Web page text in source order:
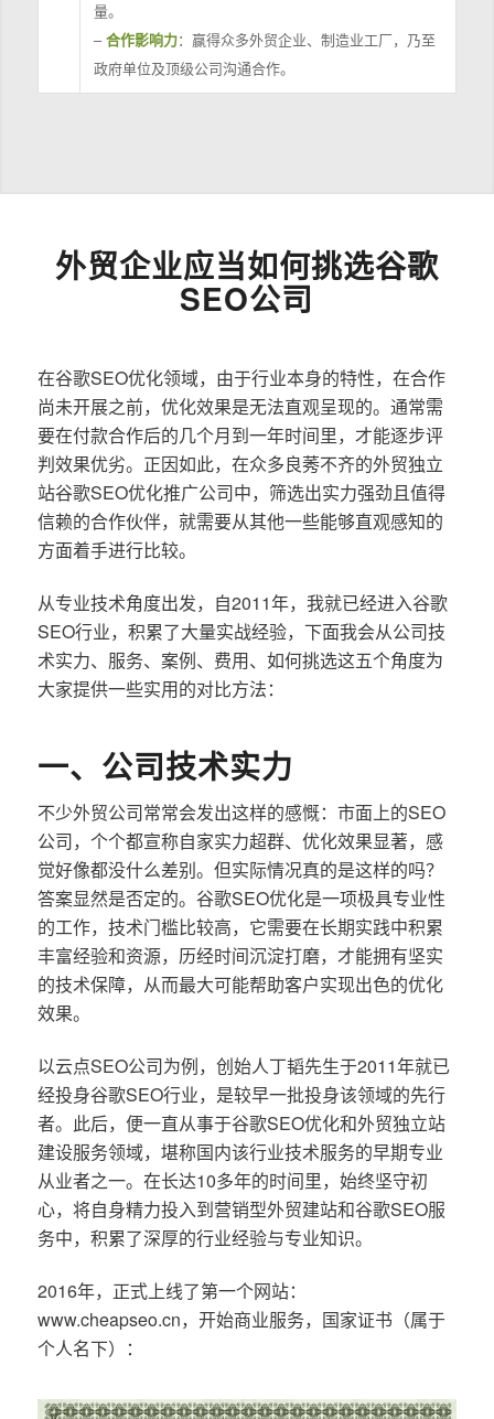
量。
–合作影响力：赢得众多外贸企业、制造业工厂，乃至
政府单位及顶级公司沟通合作。
外贸企业应当如何挑选谷歌
SEO公司
在谷歌SEO优化领域，由于行业本身的特性，在合作
尚未开展之前，优化效果是无法直观呈现的。通常需
要在付款合作后的几个月到一年时间里，才能逐步评
判效果优劣。正因如此，在众多良莠不齐的外贸独立
站谷歌SEO优化推广公司中，筛选出实力强劲且值得
信赖的合作伙伴，就需要从其他一些能够直观感知的
方面着手进行比较。
从专业技术角度出发，自2011年，我就已经进入谷歌
SEO行业，积累了大量实战经验，下面我会从公司技
术实力、服务、案例、费用、如何挑选这五个角度为
大家提供一些实用的对比方法：
一、公司技术实力
不少外贸公司常常会发出这样的感慨：市面上的SEO
公司，个个都宣称自家实力超群、优化效果显著，感
觉好像都没什么差别。但实际情况真的是这样的吗？
答案显然是否定的。谷歌SEO优化是一项极具专业性
的工作，技术门槛比较高，它需要在长期实践中积累
丰富经验和资源，历经时间沉淀打磨，才能拥有坚实
的技术保障，从而最大可能帮助客户实现出色的优化
效果。
以云点SEO公司为例，创始人丁韬先生于2011年就已
经投身谷歌SEO行业，是较早一批投身该领域的先行
者。此后，便一直从事于谷歌SEO优化和外贸独立站
建设服务领域，堪称国内该行业技术服务的早期专业
从业者之一。在长达10多年的时间里，始终坚守初
心，将自身精力投入到营销型外贸建站和谷歌SEO服
务中，积累了深厚的行业经验与专业知识。
2016年，正式上线了第一个网站：
www.cheapseo.cn，开始商业服务，国家证书（属于
个人名下）：